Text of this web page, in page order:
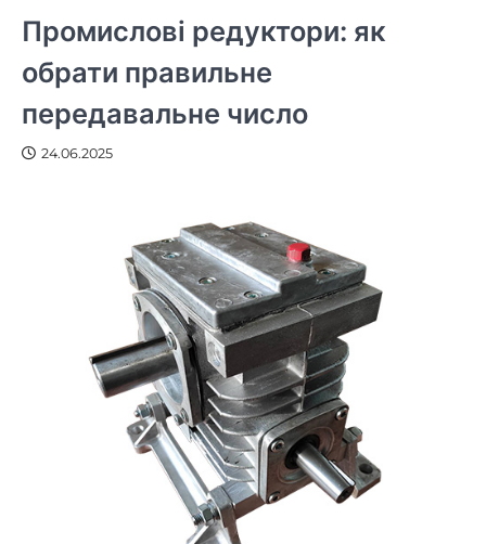
Промислові редуктори: як
обрати правильне
передавальне число
24.06.2025